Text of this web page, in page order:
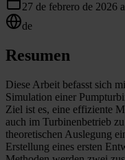
27 de febrero de 2026
de
Resumen
Diese Arbeit befasst sich
Simulation einer
Ziel ist es, eine effiziente
auch im Turbinenbetrieb
theoretischen Auslegung
Erstellung eines ersten